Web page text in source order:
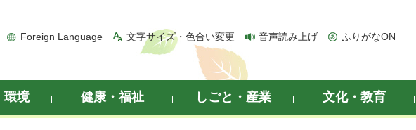
Foreign Language 文字サイズ・色合い変更 音声読み上げ ふりがなON
環境 健康・福祉 しごと・産業 文化・教育